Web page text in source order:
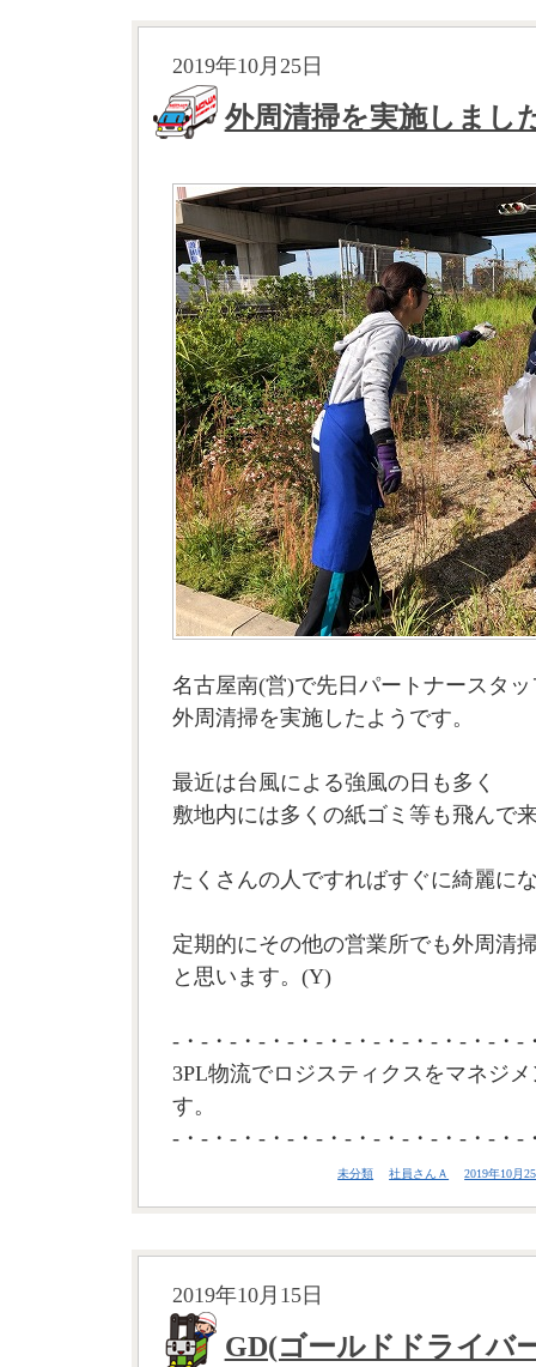
2019年10月25日
外周清掃を実施しまし
名古屋南(営)で先日パートナースタ
外周清掃を実施したようです。
最近は台風による強風の日も多く
敷地内には多くの紙ゴミ等も飛んで
たくさんの人ですればすぐに綺麗に
定期的にその他の営業所でも外周清
と思います。(Y)
-・-・-・-・-・-・-・-・-・-・-・-・-
3PL物流でロジスティクスをマネジ
す。
-・-・-・-・-・-・-・-・-・-・-・-・-
未分類 社員さんＡ 2019年10月
2019年10月15日
GD(ゴールドドライバ